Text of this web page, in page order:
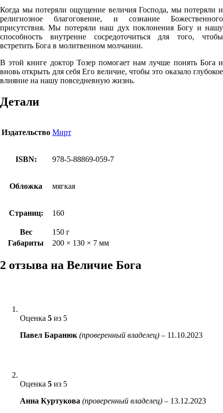
Когда мы потеряли ощущение величия Господа, мы потеряли и
религиозное благоговение, и сознание Боже­ственного
присутствия. Мы потеряли наш дух поклонения Богу и нашу
способность внутренне сосредоточиться для того, чтобы
встретить Бога в молитвенном молчании.
В этой книге доктор Тозер помогает нам лучше понять Бога и
вновь открыть для себя Его величие, чтобы это ока­зало глубокое
влияние на нашу повседневную жизнь.
Детали
Издательство Мирт
ISBN: 978-5-88869-059-7
Обложка мягкая
Страниц: 160
Вес
150 г
Габариты
200 × 130 × 7 мм
2 отзыва на Величие Бога
Оценка 5 из 5
Павел Баранюк (проверенный владелец) – 11.10.2023
Оценка 5 из 5
Анна Куртукова (проверенный владелец) – 13.12.2023